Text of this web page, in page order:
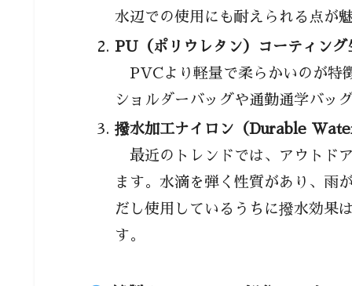
雨の日も旅行も快適にするショル
シーン別に最適なバッグを
1. 通勤・通学に使う場合
2. 旅行に使う場合
3. アウトドア・観光に
4. 雨の日に使う場合
防水性とデザイン性を両立
1. 素材選びで印象が変わ
水辺での使用にも耐えられる点が
PU（ポリウレタン）コーティング
PVCより軽量で柔らかいのが特
ショルダーバッグや通勤通学バッ
撥水加工ナイロン（Durable
最近のトレンドでは、アウトド
ます。水滴を弾く性質があり、雨
だし使用しているうちに撥水効果
す。